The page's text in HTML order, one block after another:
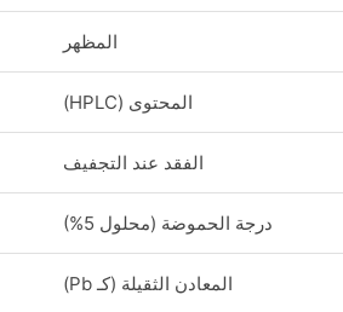
المظهر
المحتوى (HPLC)
الفقد عند التجفيف
درجة الحموضة (محلول 5%)
المعادن الثقيلة (كـ Pb)